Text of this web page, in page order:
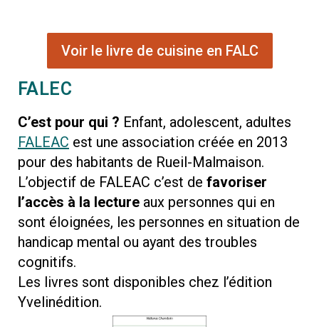
Voir le livre de cuisine en FALC
FALEC
C’est pour qui ? Enfant, adolescent, adultes
FALEAC est une association créée en 2013
pour des habitants de Rueil-Malmaison.
L’objectif de FALEAC c’est de favoriser
l’accès à la lecture aux personnes qui en
sont éloignées, les personnes en situation de
handicap mental ou ayant des troubles
cognitifs.
Les livres sont disponibles chez l’édition
Yvelinédition.